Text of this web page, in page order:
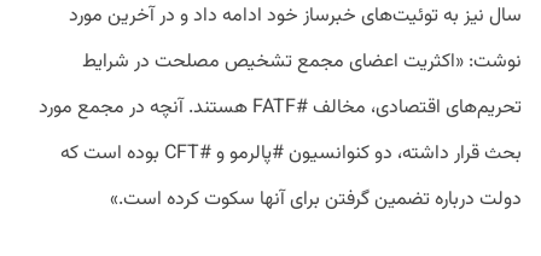
سال نیز به توئیتهای خبرساز خود ادامه دادو درآخرین مورد
نوشت: «اکثریت اعضای مجمع تشخیص مصلحت در شرایط
تحریمهای اقتصادی، مخالف#
FATF هستند.آنچه در مجمع مورد
بحثقرار داشته، دوکنوانسیون#پالرموو#
CFT بوده استکه
دولت درباره تضمینگرفتن برایآنها سکوتکرده است.»